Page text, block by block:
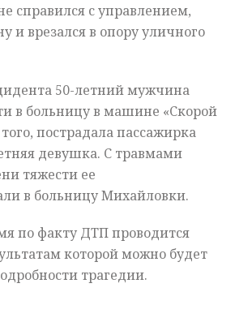
справился с управлением,
и врезался в опору уличного
50-летний мужчина
в больницу в машине «Скорой
пострадала пассажирка
девушка. С травмами
тяжести ее
в больницу Михайловки.
по факту ДТП проводится
которой можно будет
трагедии.